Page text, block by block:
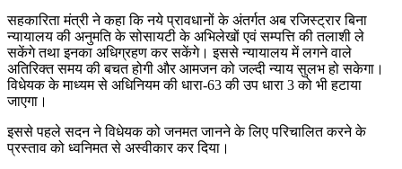
सहकारिता मंत्री ने कहा कि नये प्रावधानों के अंतर्गत अब रजिस्ट्रार बिना
न्यायालय की अनुमति के सोसायटी के अभिलेखों एवं सम्पत्ति की तलाशी ले
सकेंगे तथा इनका अधिग्रहण कर सकेंगे। इससे न्यायालय में लगने वाले
अतिरिक्त समय की बचत होगी और आमजन को जल्दी न्याय सुलभ हो सकेगा।
विधेयक के माध्यम से अधिनियम की धारा-63 की उप धारा 3 को भी हटाया
जाएगा।
इससे पहले सदन ने विधेयक को जनमत जानने के लिए परिचालित करने के
प्रस्ताव को ध्वनिमत से अस्वीकार कर दिया।